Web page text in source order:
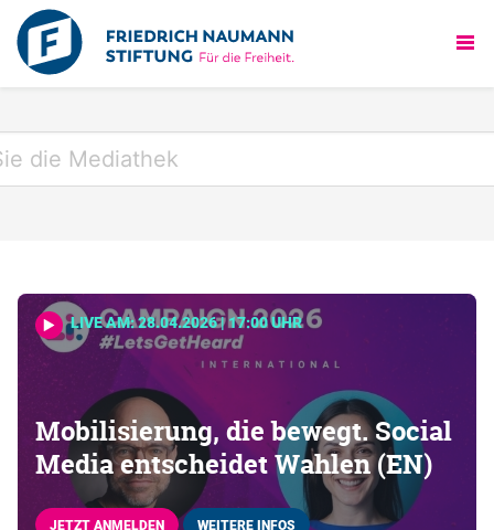
LIVE AM: 28.04.2026 | 17:00 UHR
Mobilisierung, die bewegt. Social
Media entscheidet Wahlen (EN)
JETZT ANMELDEN WEITERE INFOS